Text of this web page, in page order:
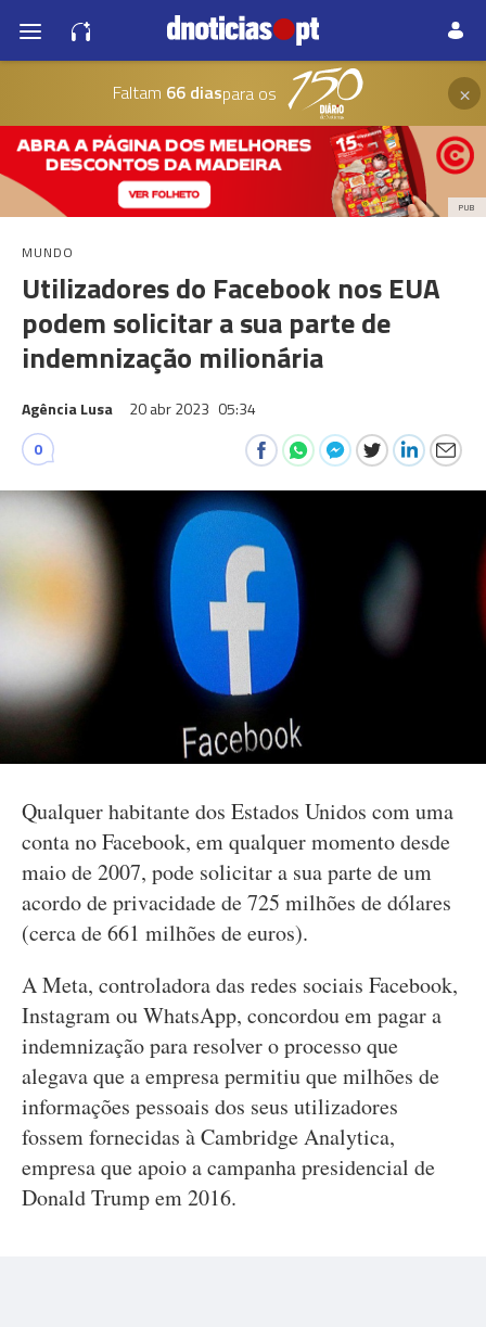
Faltam 66 diaspara os ×
PUB
MUNDO
Utilizadores do Facebook nos EUA
podem solicitar a sua parte de
indemnização milionária
Agência Lusa 20 abr 2023 05:34
0
Qualquer habitante dos Estados Unidos com uma
conta no Facebook, em qualquer momento desde
maio de 2007, pode solicitar a sua parte de um
acordo de privacidade de 725 milhões de dólares
(cerca de 661 milhões de euros).
A Meta, controladora das redes sociais Facebook,
Instagram ou WhatsApp, concordou em pagar a
indemnização para resolver o processo que
alegava que a empresa permitiu que milhões de
informações pessoais dos seus utilizadores
fossem fornecidas à Cambridge Analytica,
empresa que apoio a campanha presidencial de
Donald Trump em 2016.